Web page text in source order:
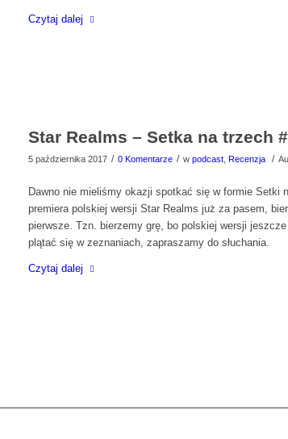
Czytaj dalej
Star Realms – Setka na trzech
5 października 2017 / 0 Komentarze / w podcast Recenzja /
Dawno nie mieliśmy okazji spotkać się w formie Setki
premiera polskiej wersji Star Realms już za pasem,
pierwsze. Tzn. bierzemy grę, bo polskiej wersji
plątać się w zeznaniach, zapraszamy do słuchania.
Czytaj dalej